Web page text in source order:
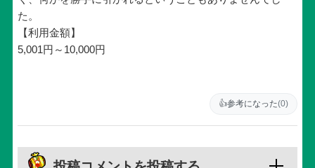
た。
【利用金額】
5,001円～10,000円
👍参考になった(0)